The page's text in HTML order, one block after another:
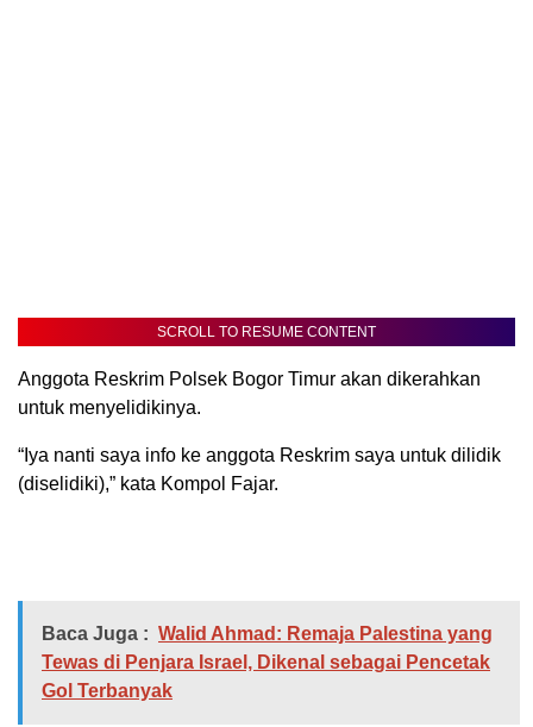
SCROLL TO RESUME CONTENT
Anggota Reskrim Polsek Bogor Timur akan dikerahkan
untuk menyelidikinya.
“Iya nanti saya info ke anggota Reskrim saya untuk dilidik
(diselidiki),” kata Kompol Fajar.
Baca Juga : Walid Ahmad: Remaja Palestina yang
Tewas di Penjara Israel, Dikenal sebagai Pencetak
Gol Terbanyak